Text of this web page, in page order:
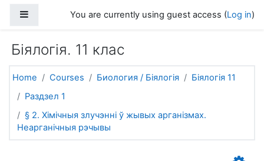
Side panelYou are currently using guest access (Log in)
Біялогія. 11 клас
Home Courses Биология / Біялогія
Біялогія 11
Раздзел 1
§ 2. Хімічныя злучэнні ў жывых арганізмах.
Неарганічныя рэчывы